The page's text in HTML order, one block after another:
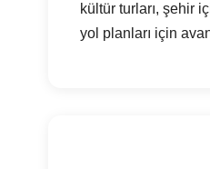
kültür turları, şehir
yol planları için